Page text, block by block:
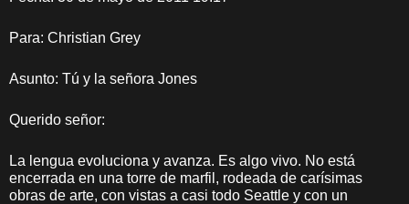
Para: Christian Grey
Asunto: Tú y la señora Jones
Querido señor:
La lengua evoluciona y avanza. Es algo vivo. No está
encerrada en una torre de marfil, rodeada de carísimas
obras de arte, con vistas a casi todo Seattle y con un